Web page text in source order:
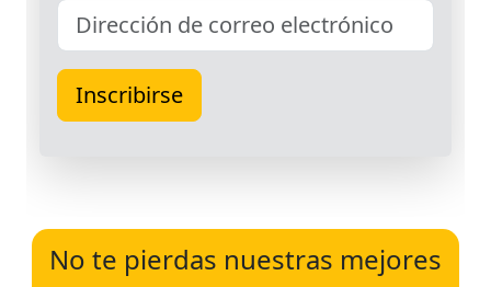
No te pierdas nuestras mejores